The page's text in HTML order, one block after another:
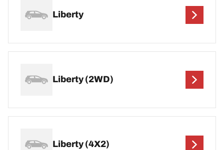
Liberty
Liberty (2WD)
Liberty (4X2)